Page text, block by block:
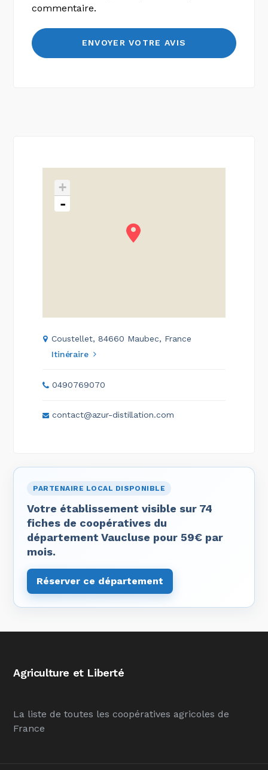
commentaire.
+
-
Coustellet, 84660 Maubec, France
Itinéraire
0490769070
contact@azur-distillation.com
PARTENAIRE LOCAL DISPONIBLE
Votre établissement visible sur 74
fiches de coopératives du
département Vaucluse pour 59€ par
mois.
Réserver ce département
Agriculture et Liberté
La liste de toutes les coopératives agricoles de
France